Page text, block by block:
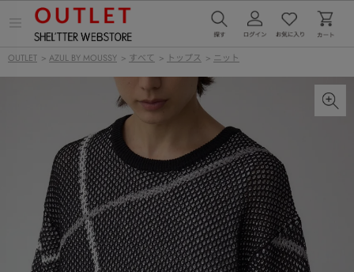
ー
を
OUTLET > AZUL BY MOUSSY > すべて > トップス > ニット